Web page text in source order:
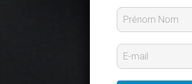
r
n
E
m